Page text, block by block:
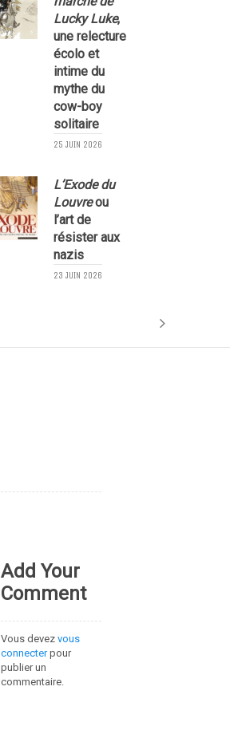
Lucky Luke,
une relecture
écolo et
intime du
mythe du
cow-boy
solitaire
25 JUIN 2026
L’Exode du
Louvreou
l’art de
résister aux
nazis
23 JUIN 2026
Add Your
Comment
Vous devez vous
connecterpour
publier un
commentaire.